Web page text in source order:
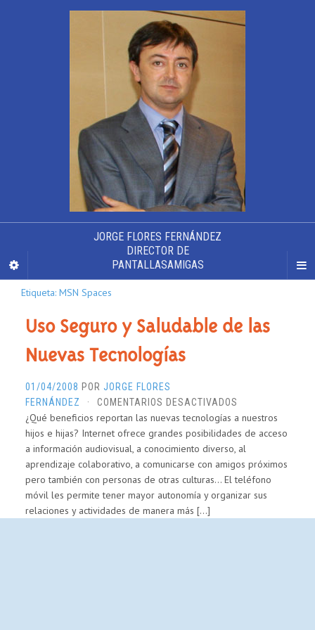
JORGE FLORES FERNÁNDEZ
DIRECTOR DE
PANTALLASAMIGAS
Etiqueta: MSN Spaces
Uso Seguro y Saludable de las
Nuevas Tecnologías
01/04/2008 POR JORGE FLORES
FERNÁNDEZ
· COMENTARIOS DESACTIVADOS
USO
SEGURO
Y
SALUDABLE
DE
LAS
¿Qué beneficios reportan las nuevas tecnologías a nuestros
hijos e hijas? Internet ofrece grandes posibilidades de acceso
a información audiovisual, a conocimiento diverso, al
aprendizaje colaborativo, a comunicarse con amigos próximos
pero también con personas de otras culturas… El teléfono
móvil les permite tener mayor autonomía y organizar sus
relaciones y actividades de manera más […]